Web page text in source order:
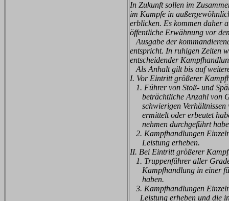
In Zukunft sollen im
im Kampfe in
erblicken. Es kommen daher
öffentliche Erwähnung vor
Ausgabe der
entspricht. In ruhigen Zeiten
entscheidender
Als Anhalt gilt bis auf
I. Vor Eintritt größerer
1. Führer von Stoß- und
beträchtliche Anzahl von
schwierigen Verhältnissen
ermittelt oder erbeutet
nehmen durchgeführt
2. Kampfhandlungen
Leistung erheben.
II. Bei Eintritt größerer
1. Truppenführer aller
Kampfhandlung in einer für
haben.
3. Kampfhandlungen
Leistung erheben und die